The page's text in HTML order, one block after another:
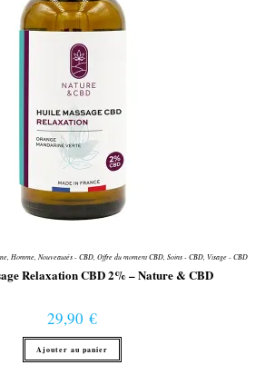
Homme Nouveautés - CBD Offre du moment CBD Soins - CBD Visage - CBD
Relaxation CBD 2% – Nature & CBD
29,90 €
Ajouter au panier